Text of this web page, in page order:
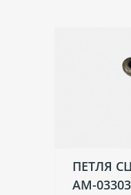
ПЕТЛЯ
АМ-